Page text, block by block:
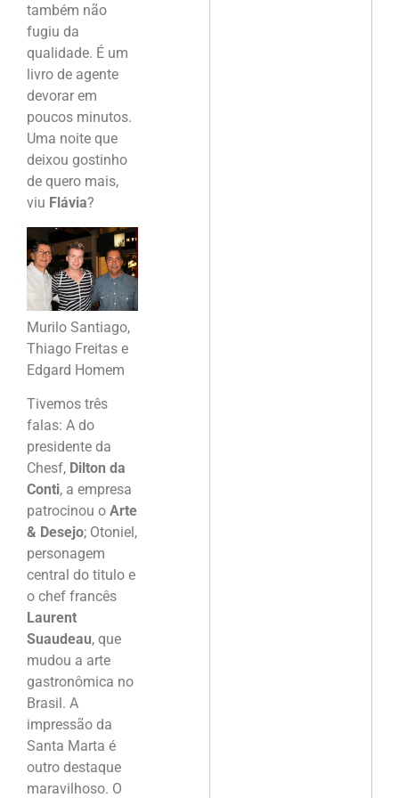
também não
fugiu da
qualidade. É um
livro de agente
devorar em
poucos minutos.
Uma noite que
deixou gostinho
de quero mais,
viu Flávia?
Murilo Santiago,
Thiago Freitas e
Edgard Homem
Tivemos três
falas: A do
presidente da
Chesf, Dilton da
Conti, a empresa
patrocinou o Arte
& Desejo; Otoniel,
personagem
central do titulo e
o chef francês
Laurent
Suaudeau, que
mudou a arte
gastronômica no
Brasil. A
impressão da
Santa Marta é
outro destaque
maravilhoso. O